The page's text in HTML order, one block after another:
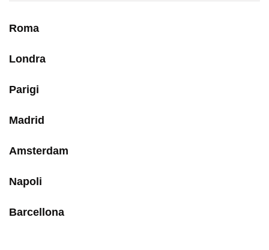
Roma
Londra
Parigi
Madrid
Amsterdam
Napoli
Barcellona